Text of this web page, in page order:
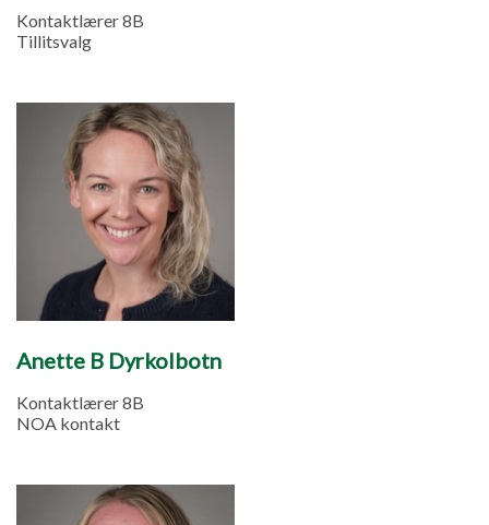
Kontaktlærer 8B
Tillitsvalg
Anette B Dyrkolbotn
Kontaktlærer 8B
NOA kontakt